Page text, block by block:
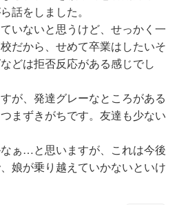
話をしました。
いないと思うけど、せっかく一
だから、せめて卒業はしたいそ
どは拒否反応がある感じでし
が、発達グレーなところがある
まずきがちです。友達も少ない
ぁ…と思いますが、これは今後
娘が乗り越えていかないといけ